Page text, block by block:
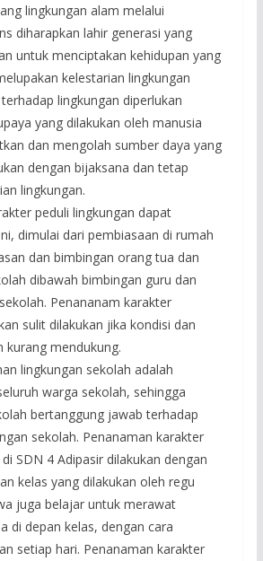
lingkungan alam melalui
diharapkan lahir generasi yang
untuk menciptakan kehidupan yang
kelestarian lingkungan
lingkungan diperlukan
yang dilakukan oleh manusia
dan mengolah sumber daya yang
dengan bijaksana dan tetap
lingkungan.
peduli lingkungan dapat
dimulai dari pembiasaan di rumah
dan bimbingan orang tua dan
dibawah bimbingan guru dan
Penananam karakter
sulit dilakukan jika kondisi dan
kurang mendukung.
lingkungan sekolah adalah
warga sekolah, sehingga
bertanggung jawab terhadap
sekolah. Penanaman karakter
SDN 4 Adipasir dilakukan dengan
kelas yang dilakukan oleh regu
juga belajar untuk merawat
di depan kelas, dengan cara
setiap hari. Penanaman karakter